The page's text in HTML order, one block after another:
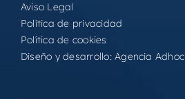
Aviso Legal
Política de privacidad
Política de cookies
Diseño y desarrollo:Agencia Adhoc